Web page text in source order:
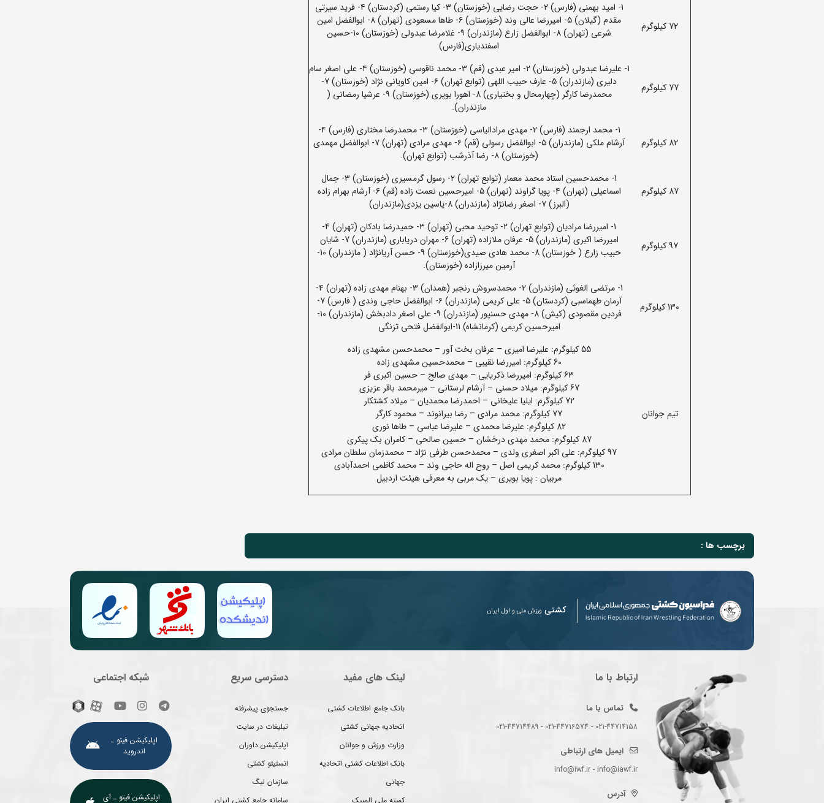
72 کیلوگرم
1- امید بهمنی (فارس) ۲- حجت رضایی (خوزستان) ۳- کیا رستمی (کردستان) ۴- فرید سیرتی
مقدم (گیلان) ۵- امیررضا عالی وند (خوزستان) ۶- طاها مسعودی (تهران) 8- ابوالفضل امین
شرعی (تهران) 8- ابوالفضل زارع (مازندران) ۹- غلامرضا عبدولی (خوزستان) 10-حسین
اسفندیاری(فارس)
77 کیلوگرم
1- علیرضا عبدولی (خوزستان) 2- امیر عبدی (قم) 3- محمد ناقوسی (خوزستان) ۴- علی اصغر سام
دلیری (مازندران) 5- عارف حبیب اللهی (توابع تهران) ۶- امین کاویانی نژاد (خوزستان) 7-
محمدرضا کارگر (چهارمحال و بختیاری) 8- اهورا بویری (خوزستان) ۹- عرشیا رمضانی (
مازندران).
82 کیلوگرم
1- محمد ارجمند (فارس) ۲- مهدی مرادالیاسی (خوزستان) ۳- محمدرضا مختاری (فارس) ۴-
آرشام ملکی (مازندران) ۵- ابوالفضل رسولی (قم) ۶- مهدی مرادی (تهران) ۷- ابوالفضل مهمدی
(خوزستان) ۸- رضا آذرشب (توابع تهران).
87 کیلوگرم
1- محمدحسین استاد محمد معمار (توابع تهران) ۲- رسول گرمسیری (خوزستان) ۳- جمال
اسماعیلی (تهران) ۴- پویا گراوند (تهران) ۵- امیرحسین نعمت زاده (قم) ۶- آرشام بهرام زاده
(البرز) ۷- اصغر رضانژاد (مازندران) 8-یاسین یزدی(مازندران)
97 کیلوگرم
1- امیررضا مرادیان (توابع تهران) ۲- توحید محبی (تهران) ۳- حمیدرضا بادکان (تهران) 4-
امیررضا اکبری (مازندران) 5- عرفان ملازاده (تهران) 6- مهران دریاباری (مازندران) 7- شایان
حبیب زارع ( خوزستان) 8- محمد هادی صیدی(خوزستان) 9- حسن آریانژاد ( مازندران) 10-
آرمین میرزازاده (خوزستان).
130 کیلوگرم
1- مرتضی الغوثی (مازندران) 2- محمدسروش رنجبر (همدان) 3- بهنام مهدی زاده (تهران) ۴-
آرمان طهماسبی (کردستان) 5- علی کریمی (مازندران) ۶- ابوالفضل حاجی وندی ( فارس) 7-
فردین مقصودی (کیش) 8- مهدی حسنپور (مازندران) ۹- علی اصغر دادبخش (مازندران) ۱۰-
امیرحسین کریمی (کرمانشاه) 11-ابوالفضل فتحی تزنگی
تیم جوانان
55 کیلوگرم: علیرضا امیری – عرفان بخت آور – محمدحسن مشهدی زاده
60 کیلوگرم: امیررضا نقیبی – محمدحسین مشهدی زاده
63 کیلوگرم: امیررضا ذکریایی – مهدی صالح – حسین اکبری فر
67 کیلوگرم: میلاد حسنی – آرشام لرستانی – میرمحمد باقر عزیزی
72 کیلوگرم: ایلیا علیخانی – احمدرضا محمدیان – میلاد کشتکار
77 کیلوگرم: محمد مرادی – رضا بیرانوند – محمود کارگر
82 کیلوگرم: علیرضا محمدی – علیرضا عباسی – طاها نوری
87 کیلوگرم: محمد مهدی درخشان – حسین صالحی – کامران بک پیکری
97 کیلوگرم: علی اکبر اصغری ولدی – محمدحسن طرفی نژاد – محمدزمان سلطان مرادی
130 کیلوگرم: محمد کریمی اصل – روح اله حاجی وند – محمد کاظمی احمدآبادی
مربیان : پویا بویری – یک مربی به معرفی هیئت اردبیل
برچسب ها :
کشتی ورزش ملی و اول ایران
ارتباط با ما
تماس با ما
021-44714158 - 021-44716574 - 021-44714489
ایمیل های ارتباطی
info@iwf.ir - info@iawf.ir
آدرس
لینک های مفید
بانک جامع اطلاعات کشتی
اتحادیه جهانی کشتی
وزارت ورزش و جوانان
بانک اطلاعات کشتی اتحادیه
جهانی
کمیته ملی المپیک
دسترسی سریع
جستجوی پیشرفته
تبلیغات در سایت
اپلیکیشن داوران
انستیتو کشتی
سازمان لیگ
سامانه جامع کشتی ایران
شبکه اجتماعی
اپلیکیشن فیتو ـ
اندروید
اپلیکیشن فیتو ـ آی